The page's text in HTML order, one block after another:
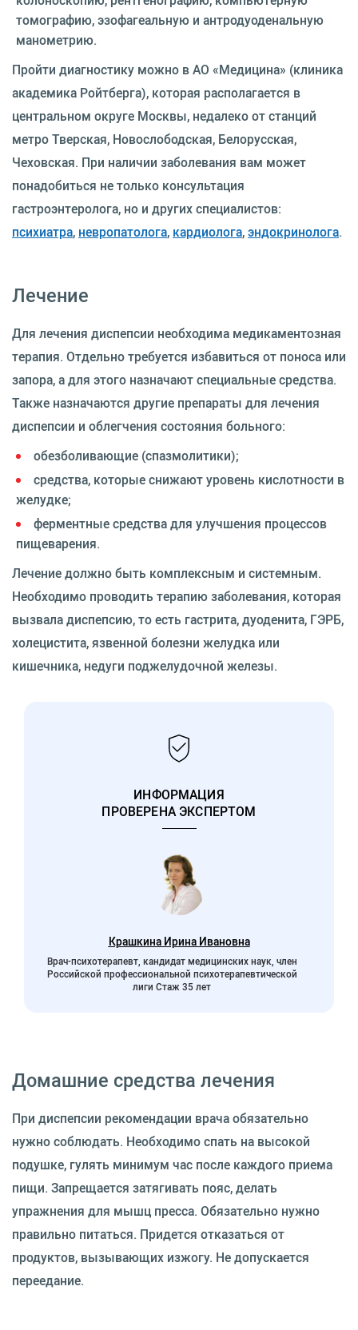
томографию, эзофагеальную и антродуоденальную
манометрию.
Пройти диагностику можно в АО «Медицина» (клиника
академика Ройтберга), которая располагается в
центральном округе Москвы, недалеко от станций
метро Тверская, Новослободская, Белорусская,
Чеховская. При наличии заболевания вам может
понадобиться не только консультация
гастроэнтеролога, но и других специалистов:
психиатра, невропатолога, кардиолога,эндокринолога.
Лечение
Для лечения диспепсии необходима медикаментозная
терапия. Отдельно требуется избавиться от поноса или
запора, а для этого назначают специальные средства.
Также назначаются другие препараты для лечения
диспепсии и облегчения состояния больного:
обезболивающие (спазмолитики);
средства, которые снижают уровень кислотности в
желудке;
ферментные средства для улучшения процессов
пищеварения.
Лечение должно быть комплексным и системным.
Необходимо проводить терапию заболевания, которая
вызвала диспепсию, то есть гастрита, дуоденита, ГЭРБ,
холецистита, язвенной болезни желудка или
кишечника, недуги поджелудочной железы.
ИНФОРМАЦИЯ
ПРОВЕРЕНА ЭКСПЕРТОМ
Крашкина Ирина Ивановна
Врач-психотерапевт, кандидат медицинских наук, член
Российской профессиональной психотерапевтической
лиги Стаж 35 лет
Домашние средства лечения
При диспепсии рекомендации врача обязательно
нужно соблюдать. Необходимо спать на высокой
подушке, гулять минимум час после каждого приема
пищи. Запрещается затягивать пояс, делать
упражнения для мышц пресса. Обязательно нужно
правильно питаться. Придется отказаться от
продуктов, вызывающих изжогу. Не допускается
переедание.